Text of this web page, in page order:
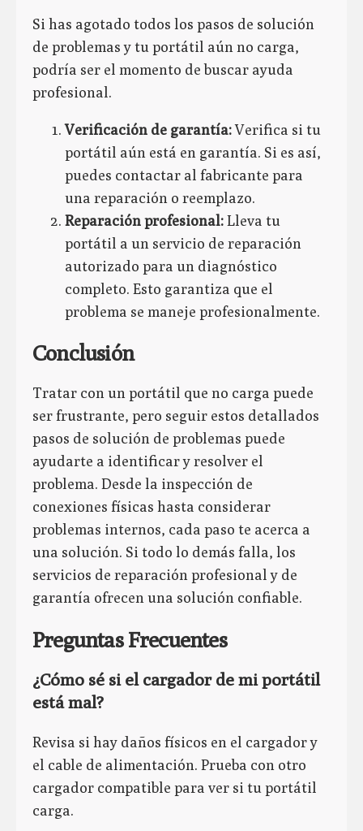
Si has agotado todos los pasos de solución
de problemas y tu portátil aún no carga,
podría ser el momento de buscar ayuda
profesional.
Verificación de garantía:Verifica si tu
portátil aún está en garantía. Si es así,
puedes contactar al fabricante para
una reparación o reemplazo.
Reparación profesional:Lleva tu
portátil a un servicio de reparación
autorizado para un diagnóstico
completo. Esto garantiza que el
problema se maneje profesionalmente.
Conclusión
Tratar con un portátil que no carga puede
ser frustrante, pero seguir estos detallados
pasos de solución de problemas puede
ayudarte a identificar y resolver el
problema. Desde la inspección de
conexiones físicas hasta considerar
problemas internos, cada paso te acerca a
una solución. Si todo lo demás falla, los
servicios de reparación profesional y de
garantía ofrecen una solución confiable.
Preguntas Frecuentes
¿Cómo sé si el cargador de mi portátil
está mal?
Revisa si hay daños físicos en el cargador y
el cable de alimentación. Prueba con otro
cargador compatible para ver si tu portátil
carga.